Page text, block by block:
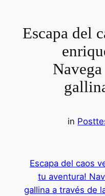
¡Escapa del
in Post
¡Escapa del caos
tu aventura!
gallina a través de